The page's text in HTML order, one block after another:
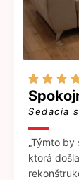
  
Sedacia
„Týmto
ktorá